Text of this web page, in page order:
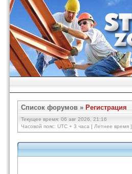
Список форумов » Регистрация
Текущее время: 06 авг 2026, 21:16
Часовой пояс: UTC + 3 часа [ Летнее время ]